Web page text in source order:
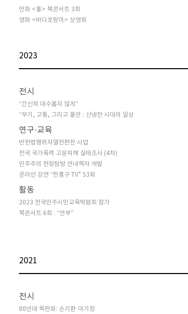
만화 <홀> 북콘서트 3회
영화 <바다호랑이> 상영회
2023
전시
“간신히 대수롭지 않게”
“무기, 고통, 그리고 불안 : 신냉전 시대의 일상
연구·교육
반헌법행위자열전편찬 사업
전국 국가폭력 고문피해 실태조사 (4차)
민주주의 현장탐방 안내책자 개발
온라인 강연 “한홍구 TV" 53회
활동
2023 전국민주시민교육박람회 참가
북콘서트 6회 : “안부”
2021
전시
80년대 목판화: 손기환·이기정